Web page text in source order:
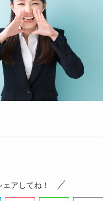
アしてね！